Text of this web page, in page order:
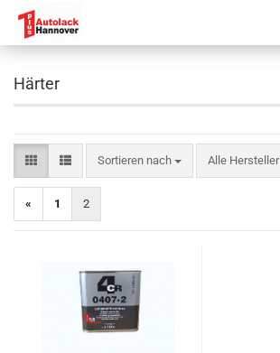
Härter
Sortieren nach
Sortieren nach Alle Hersteller
« 1 2